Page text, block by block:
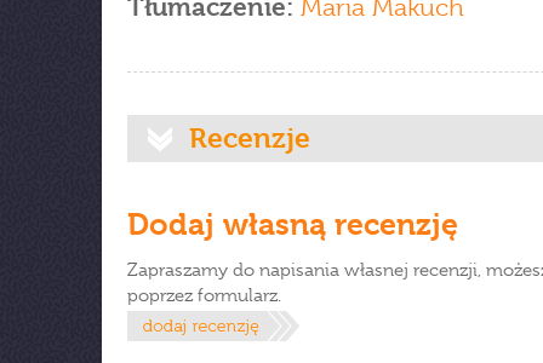
Tłumaczenie: Maria Makuch
Recenzje
Dodaj własną recenzję
Zapraszamy do napisania własnej recenzji,
poprzez formularz.